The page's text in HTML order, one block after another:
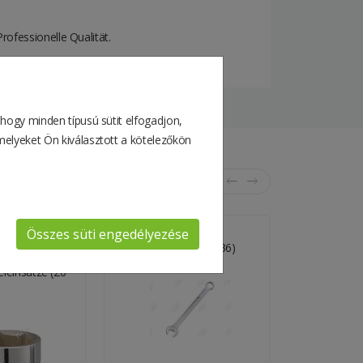
Qualität.
(26
Ring-Maulschlüssel (36)
minden típusú sütit elfogadjon,
Ön kiválasztott a kötelezőkön
Összes süti engedélyezése